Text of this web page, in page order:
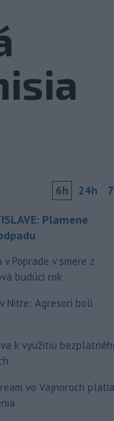
6h 24h
Plamene
Poprade v smere z
budúci rok
Nitre: Agresori boli
k využitiu
vo Vajnoroch platia